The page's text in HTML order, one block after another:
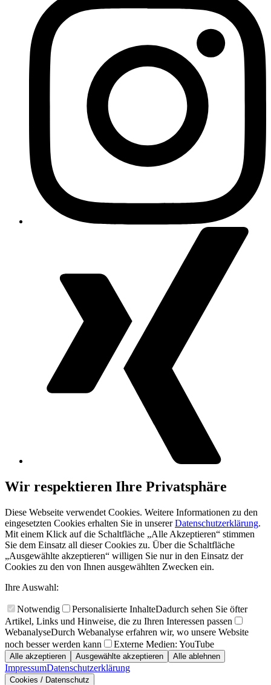
Wir respektieren Ihre Privatsphäre
Diese Webseite verwendet Cookies. Weitere Informationen zu den
eingesetzten Cookies erhalten Sie in unsererDatenschutzerklärung.
Mit einem Klick auf die Schaltfläche „Alle Akzeptieren“ stimmen
Sie dem Einsatz all dieser Cookies zu. Über die Schaltfläche
„Ausgewählte akzeptieren“ willigen Sie nur in den Einsatz der
Cookies zu den von Ihnen ausgewählten Zwecken ein.
Ihre Auswahl:
Notwendig Personalisierte InhalteDadurch sehen Sie öfter
Artikel, Links und Hinweise, die zu Ihren Interessen passen
WebanalyseDurch Webanalyse erfahren wir, wo unsere Website
noch besser werden kann
Externe Medien: YouTube
Alle akzeptieren Ausgewählte akzeptieren Alle ablehnen
ImpressumDatenschutzerklärung
Cookies / Datenschutz